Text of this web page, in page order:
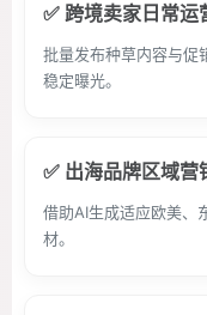
✅ 跨境卖家日常运
批量发布种草内容与促
稳定曝光。
✅ 出海品牌区域营
借助AI生成适应欧美、
材。